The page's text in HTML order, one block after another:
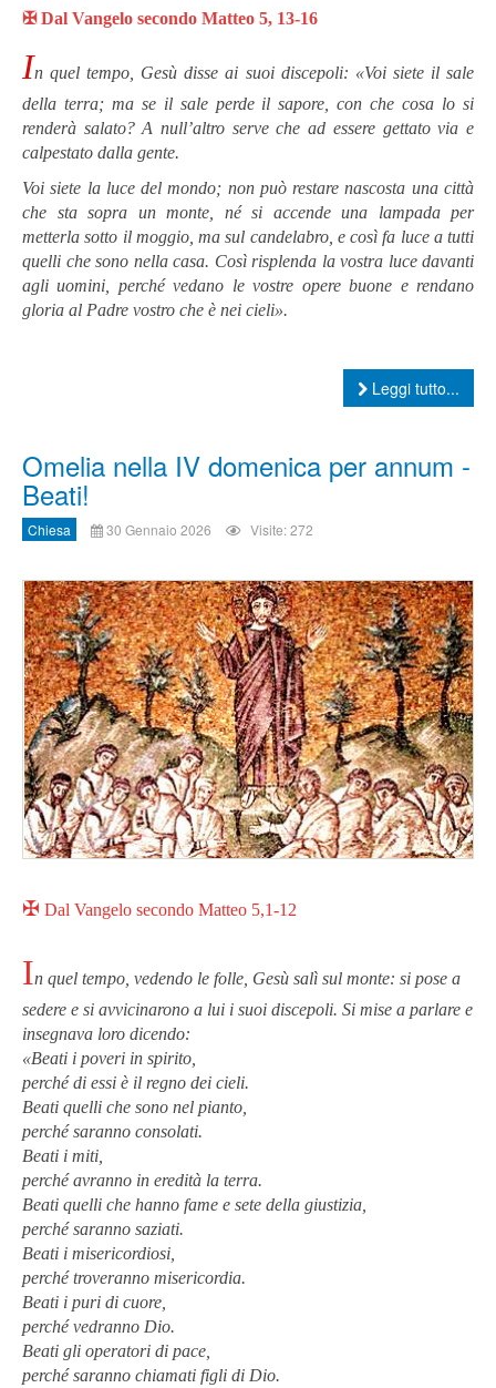
✠ Dal Vangelo secondo Matteo 5, 13-16
In quel tempo, Gesù disse ai suoi discepoli: «Voi siete il sale
della terra; ma se il sale perde il sapore, con che cosa lo si
renderà salato? A null’altro serve che ad essere gettato via e
calpestato dalla gente.
Voi siete la luce del mondo; non può restare nascosta una città
che sta sopra un monte, né si accende una lampada per
metterla sotto il moggio, ma sul candelabro, e così fa luce a tutti
quelli che sono nella casa. Così risplenda la vostra luce davanti
agli uomini, perché vedano le vostre opere buone e rendano
gloria al Padre vostro che è nei cieli».
Leggi tutto...
Omelia nella IV domenica per annum -
Beati!
Chiesa 30 Gennaio 2026 Visite: 272
✠ Dal Vangelo secondo Matteo 5,1-12
In quel tempo, vedendo le folle, Gesù salì sul monte: si pose a
sedere e si avvicinarono a lui i suoi discepoli. Si mise a parlare e
insegnava loro dicendo:
«Beati i poveri in spirito,
perché di essi è il regno dei cieli.
Beati quelli che sono nel pianto,
perché saranno consolati.
Beati i miti,
perché avranno in eredità la terra.
Beati quelli che hanno fame e sete della giustizia,
perché saranno saziati.
Beati i misericordiosi,
perché troveranno misericordia.
Beati i puri di cuore,
perché vedranno Dio.
Beati gli operatori di pace,
perché saranno chiamati figli di Dio.